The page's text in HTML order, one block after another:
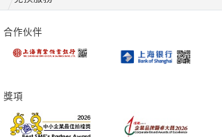
合作伙伴
獎項